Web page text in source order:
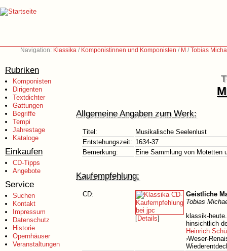
Navigation: Klassika / Komponistinnen und Komponisten / M /Tobias
Rubriken
Komponisten
Dirigenten
Textdichter
Gattungen
Begriffe
Tempi
Jahrestage
Kataloge
Einkaufen
CD-Tipps
Angebote
Service
Suchen
Kontakt
Impressum
Datenschutz
Historie
Opernhäuser
Veranstaltungen
Allgemeine Angaben zum Werk:
Titel:
Musikalische Seelenlust
Entstehungszeit: 1634-37
Bemerkung:
Eine Sammlung von Motetten
Kaufempfehlung:
CD:
[Details]
Geistliche
Tobias
klassik-
hinsichtlich
Heinrich
›Weser-